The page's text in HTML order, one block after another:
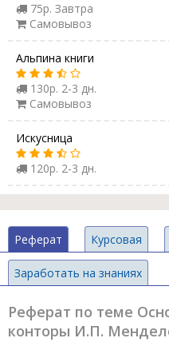
75р. Завтра
Самовывоз
Альпина книги
130р. 2-3 дн.
Самовывоз
Искусница
120р. 2-3 дн.
Реферат Курсовая
Заработать на знаниях
Реферат по теме
конторы И.П.